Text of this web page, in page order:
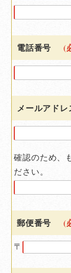
電話番号 (
メールアドレ
確認のため、
ださい。
郵便番号 (
〒